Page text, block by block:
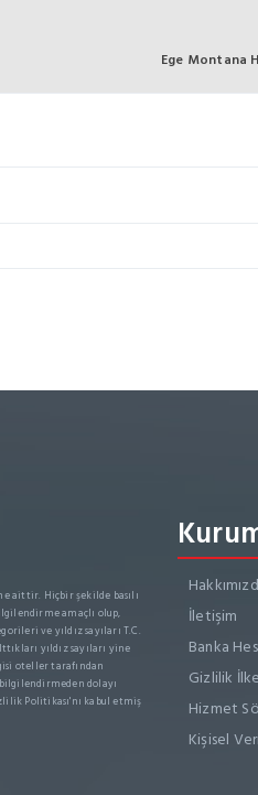
Ege Montana
aittir. Hiçbir şekilde basılı
amaçlı olup,
ve yıldız sayıları T.C.
yıldız sayıları yine
oteller tarafından
dolayı
Politikası'nı kabul etmiş
İletişim
Banka
Gizlilik
Hizmet
Kişisel